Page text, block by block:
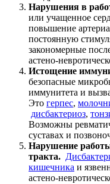
Нарушения в
или учащенное
повышение
постоянную
закономерные
астено-
Истощение
безопасные
иммунитета и
Это герпес,
дисбактериоз,
Возможны
суставах и
Нарушение
тракта.
кишечника и
астено-